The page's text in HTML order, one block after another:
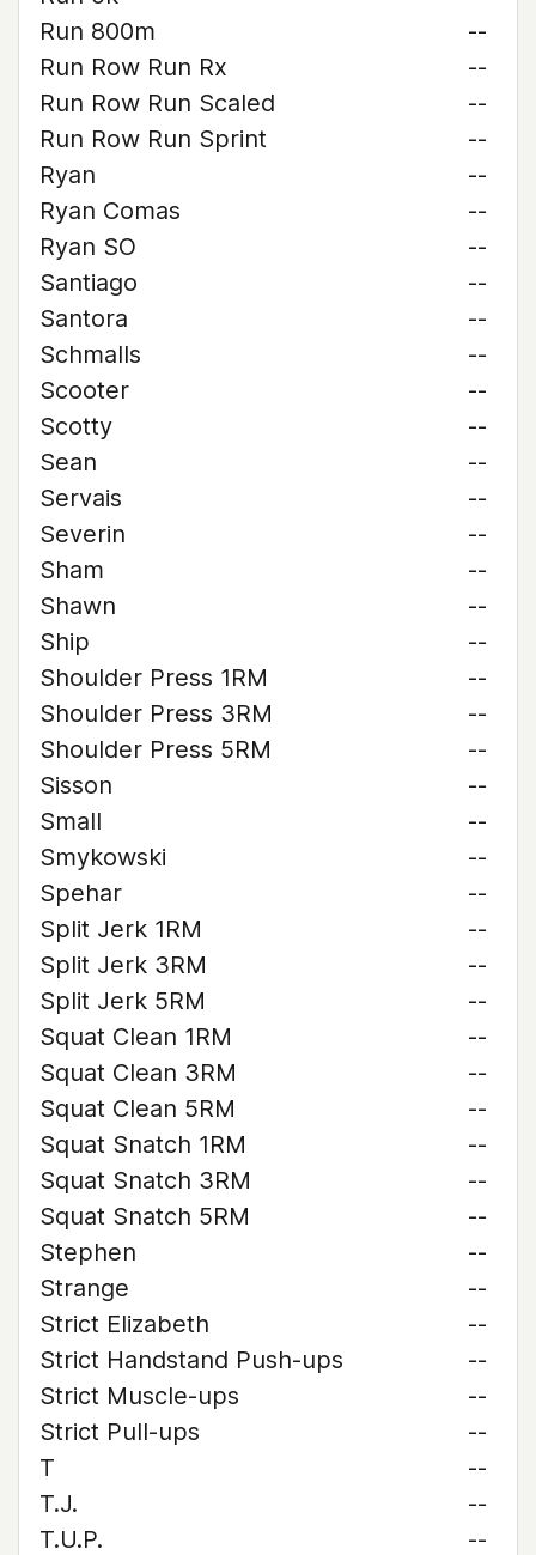
Run 800m
--
Run Row Run Rx
--
Run Row Run Scaled
--
Run Row Run Sprint
--
Ryan
--
Ryan Comas
--
Ryan SO
--
Santiago
--
Santora
--
Schmalls
--
Scooter
--
Scotty
--
Sean
--
Servais
--
Severin
--
Sham
--
Shawn
--
Ship
--
Shoulder Press 1RM
--
Shoulder Press 3RM
--
Shoulder Press 5RM
--
Sisson
--
Small
--
Smykowski
--
Spehar
--
Split Jerk 1RM
--
Split Jerk 3RM
--
Split Jerk 5RM
--
Squat Clean 1RM
--
Squat Clean 3RM
--
Squat Clean 5RM
--
Squat Snatch 1RM
--
Squat Snatch 3RM
--
Squat Snatch 5RM
--
Stephen
--
Strange
--
Strict Elizabeth
--
Strict Handstand Push-ups
--
Strict Muscle-ups
--
Strict Pull-ups
--
T
--
T.J.
--
T.U.P.
--